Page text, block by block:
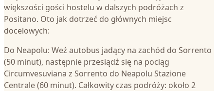
większości gości hostelu w dalszych podróżach z
Positano. Oto jak dotrzeć do głównych miejsc
docelowych:
Do Neapolu: Weź autobus jadący na zachód do Sorrento
(50 minut), następnie przesiądź się na pociąg
Circumvesuviana z Sorrento do Neapolu Stazione
Centrale (60 minut). Całkowity czas podróży: około 2